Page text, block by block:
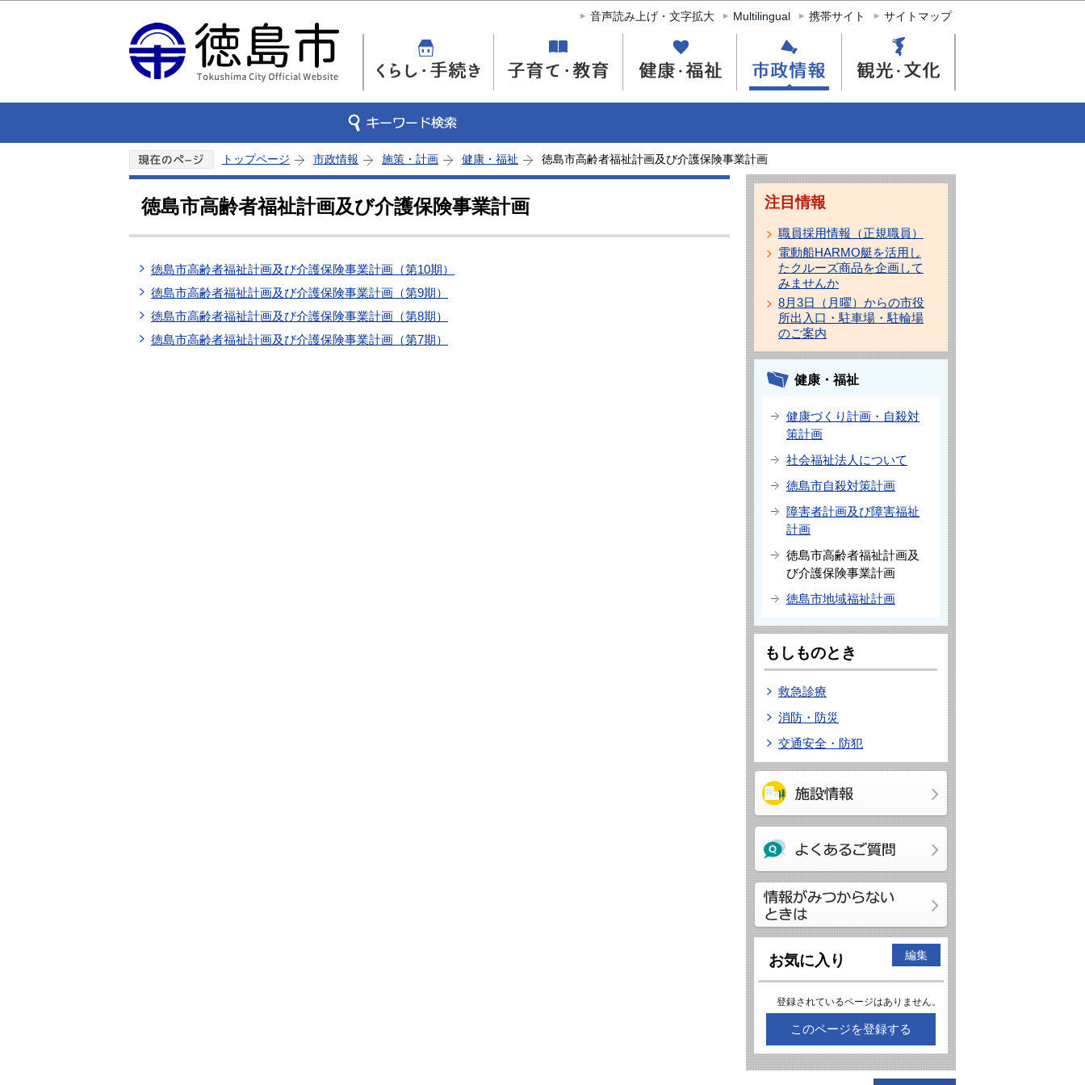
このページの本文へ移動
音声読み上げ・文字拡大 Multilingual 携帯サイト サイトマップ
トップページ 市政情報 施策・計画 健康・福祉 徳島市高齢者福祉計画及び介護保険事業計画
徳島市高齢者福祉計画及び介護保険事業計画
徳島市高齢者福祉計画及び介護保険事業計画（第10期）
徳島市高齢者福祉計画及び介護保険事業計画（第9期）
徳島市高齢者福祉計画及び介護保険事業計画（第8期）
徳島市高齢者福祉計画及び介護保険事業計画（第7期）
注目情報
職員採用情報（正規職員）
電動船HARMO艇を活用し
たクルーズ商品を企画して
みませんか
8月3日（月曜）からの市役
所出入口・駐車場・駐輪場
のご案内
健康・福祉
健康づくり計画・自殺対
策計画
社会福祉法人について
徳島市自殺対策計画
障害者計画及び障害福祉
計画
徳島市高齢者福祉計画及
び介護保険事業計画
徳島市地域福祉計画
もしものとき
救急診療
消防・防災
交通安全・防犯
お気に入り 編集
登録されているページはありません。
このページを登録する